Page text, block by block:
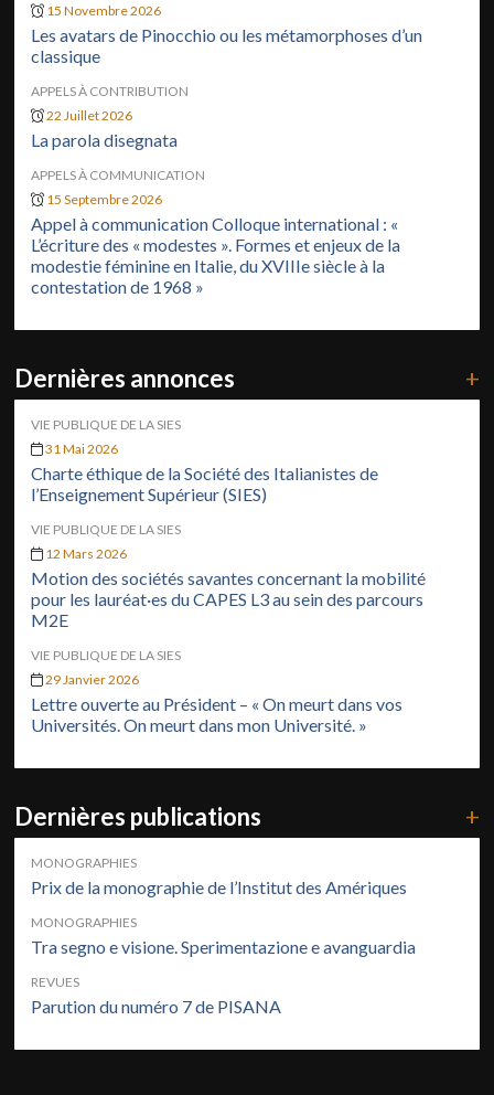
15 Novembre 2026
Les avatars de Pinocchio ou les métamorphoses d’un
classique
APPELS À CONTRIBUTION
22 Juillet 2026
La parola disegnata
APPELS À COMMUNICATION
15 Septembre 2026
Appel à communication Colloque international : «
L’écriture des « modestes ». Formes et enjeux de la
modestie féminine en Italie, du XVIIIe siècle à la
contestation de 1968 »
Dernières annonces +
VIE PUBLIQUE DE LA SIES
31 Mai 2026
Charte éthique de la Société des Italianistes de
l’Enseignement Supérieur (SIES)
VIE PUBLIQUE DE LA SIES
12 Mars 2026
Motion des sociétés savantes concernant la mobilité
pour les lauréat·es du CAPES L3 au sein des parcours
M2E
VIE PUBLIQUE DE LA SIES
29 Janvier 2026
Lettre ouverte au Président – « On meurt dans vos
Universités. On meurt dans mon Université. »
Dernières publications +
MONOGRAPHIES
Prix de la monographie de l’Institut des Amériques
MONOGRAPHIES
Tra segno e visione. Sperimentazione e avanguardia
REVUES
Parution du numéro 7 de PISANA